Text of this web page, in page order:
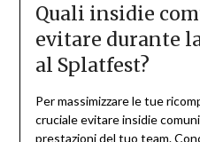
Quali insidie
evitare durante
al Splatfest?
Per massimizzare le tue
cruciale evitare insidie
prestazioni del tuo team.